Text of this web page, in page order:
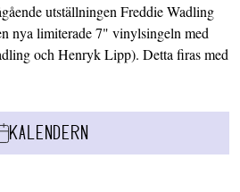
utställningen Freddie Wadling
nya limiterade 7" vinylsingeln med
och Henryk Lipp). Detta firas med
KALENDERN